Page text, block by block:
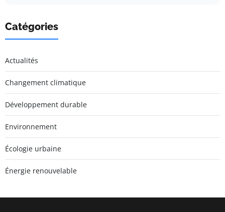
Catégories
Actualités
Changement climatique
Développement durable
Environnement
Écologie urbaine
Énergie renouvelable